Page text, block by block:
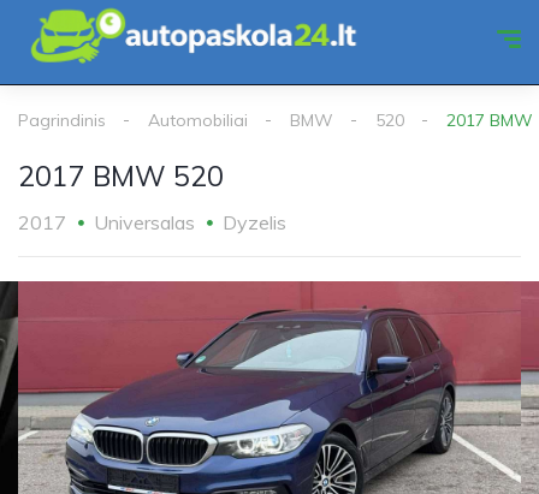
Pagrindinis Automobiliai BMW 520 2017 BMW
2017 BMW 520
2017 Universalas Dyzelis